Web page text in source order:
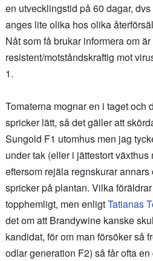
en utvecklingstid på 60 dagar,
anges lite olika hos olika
Nåt som få brukar informera om
resistent/motståndskraftig mot
1.
Tomaterna mognar en i taget och
spricker lätt, så det gäller att
Sungold F1 utomhus men jag
under tak (eller i jättestort
eftersom rejäla regnskurar annars
spricker på plantan. Vilka
topphemligt, men enligtTatianas
det om att Brandywine kanske
kandidat, för om man försöker så
odlar generation F2) så får ofta